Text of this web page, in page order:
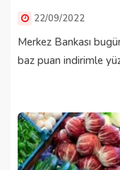
22/09/2022
Merkez Bankası
baz puan indirimle